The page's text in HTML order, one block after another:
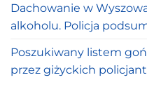
Dachowanie w
alkoholu. Policja
Poszukiwany listem
przez giżyckich